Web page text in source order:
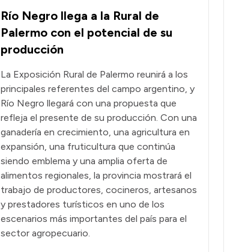
Río Negro llega a la Rural de
Palermo con el potencial de su
producción
La Exposición Rural de Palermo reunirá a los
principales referentes del campo argentino, y
Río Negro llegará con una propuesta que
refleja el presente de su producción. Con una
ganadería en crecimiento, una agricultura en
expansión, una fruticultura que continúa
siendo emblema y una amplia oferta de
alimentos regionales, la provincia mostrará el
trabajo de productores, cocineros, artesanos
y prestadores turísticos en uno de los
escenarios más importantes del país para el
sector agropecuario.